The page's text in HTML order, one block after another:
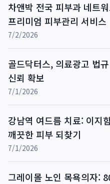
차앤박 전국 피부과 네트
프리미엄 피부관리 서비스
7/2/2026
골드닥터스, 의료광고 법
신뢰 확보
7/1/2026
강남역 여드름 치료: 이지
깨끗한 피부 되찾기
7/1/2026
그레이몰 노인 목욕의자: